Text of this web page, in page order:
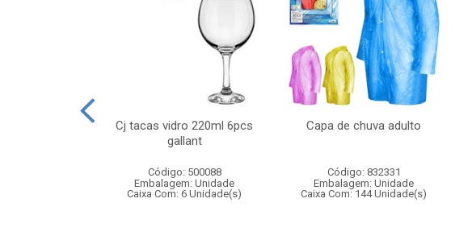
Cj tacas vidro 220ml 6pcs
gallant
Código: 500088
Embalagem: Unidade
Caixa Com: 6 Unidade(s)
Capa de chuva adulto
Código: 832331
Embalagem: Unidade
Caixa Com: 144 Unidade(s)